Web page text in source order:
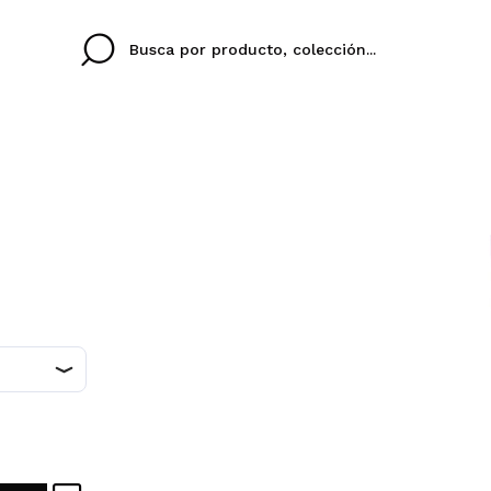
No tengo cuenta
Al crear una cuenta
rápidamente, revisar
IDIOMA
colori